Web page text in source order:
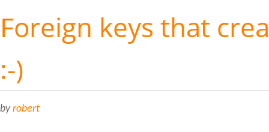
Foreign keys that
:-)
byrobert